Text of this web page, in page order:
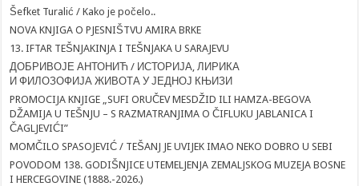
Šefket Turalić / Kako je počelo..
NOVA KNJIGA O PJESNIŠTVU AMIRA BRKE
13. IFTAR TEŠNJAKINJA I TEŠNJAKA U SARAJEVU
ДОБРИВОЈЕ АНТОНИЋ / ИСТОРИЈА, ЛИРИКА
И ФИЛОЗОФИЈА ЖИВОТА У ЈЕДНОЈ КЊИЗИ
PROMOCIJA KNJIGE „SUFI ORUČEV MESDŽID ILI HAMZA-BEGOVA
DŽAMIJA U TEŠNJU – S RAZMATRANJIMA O ČIFLUKU JABLANICA I
ČAGLJEVIĆI”
MOMČILO SPASOJEVIĆ / TEŠANJ JE UVIJEK IMAO NEKO DOBRO U SEBI
POVODOM 138. GODIŠNJICE UTEMELJENJA ZEMALJSKOG MUZEJA BOSNE
I HERCEGOVINE (1888.-2026.)